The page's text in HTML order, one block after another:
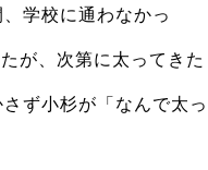
学校に通わなかっ
が、次第に太ってきた
ず小杉が「なんで太っ